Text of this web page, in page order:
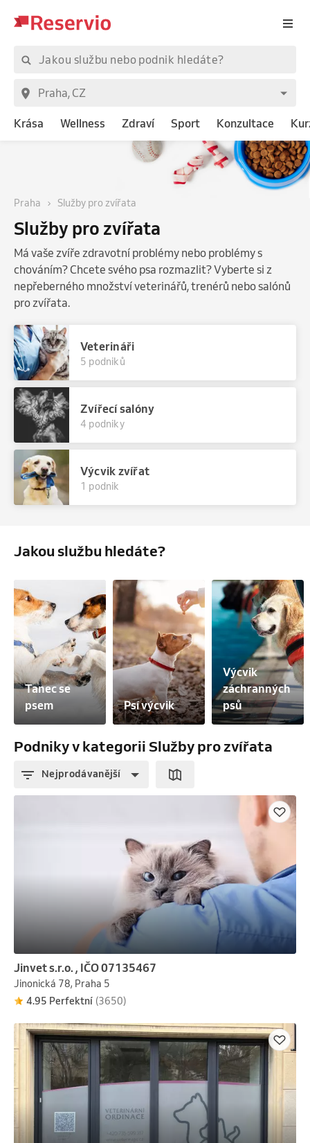
Krása Wellness Zdraví Sport Konzultace
Praha Služby pro zvířata
Služby pro zvířata
Má vaše zvíře zdravotní problémy nebo problémy s
chováním? Chcete svého psa rozmazlit? Vyberte si z
nepřeberného množství veterinářů, trenérů nebo salónů
pro zvířata.
Veterináři
5 podniků
Zvířecí salóny
4 podniky
Výcvik zvířat
1 podnik
Jakou službu hledáte?
Tanec se
psem
Psí výcvik
Výcvik
záchranných
psů
Podniky v kategorii Služby pro zvířata
Nejprodávanější
Jinvet s.r.o. , IČO 07135467
Jinonická 78, Praha 5
4.95 Perfektní (3650)